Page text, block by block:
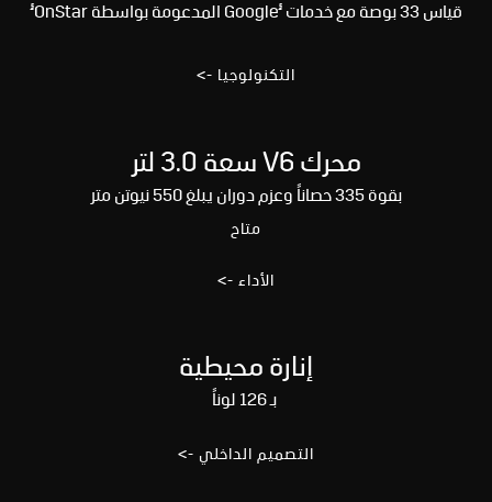
قياس 33 بوصة مع خدمات §Google المدعومة بواسطة OnStar §
التكنولوجيا ->
محرك V6 سعة 3.0 لتر
بقوة 335 حصاناً وعزم دوران يبلغ 550 نيوتن متر
متاح
الأداء ->
إنارة محيطية
بـ 126 لوناً
التصميم الداخلي ->